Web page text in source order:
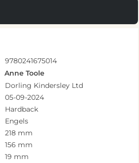
9780241675014
Anne Toole
Dorling Kindersley Ltd
05-09-2024
Hardback
Engels
218 mm
156 mm
19 mm